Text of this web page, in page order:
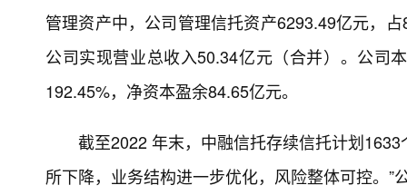
管理资产中，公司管理信托资产6293.49亿元，
公司实现营业总收入50.34亿元（合并）。公司
192.45%，净资本盈余84.65亿元。
截至2022 年末，中融信托存续信托计划
所下降，业务结构进一步优化，风险整体可控。”